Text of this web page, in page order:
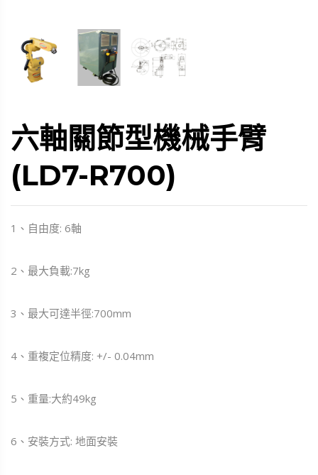
六軸關節型機械手臂
(LD7-R700)
1、自由度: 6軸
2、最大負載:7kg
3、最大可達半徑:700mm
4、重複定位精度: +/- 0.04mm
5、重量:大約49kg
6、安裝方式: 地面安裝